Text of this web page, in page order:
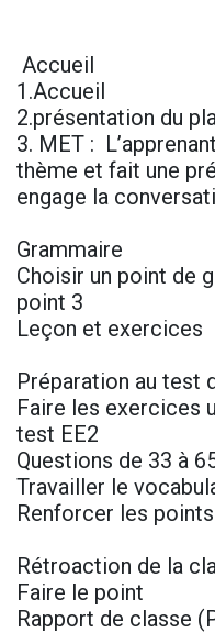
Accueil
1.Accueil
2.présentation du
3. MET :
thème et fait une
engage la
Grammaire
Choisir un point de
point 3
Leçon et exercices
Préparation au test
Faire les exercices
test EE2
Questions de 33 à
Travailler le
Renforcer les
Rétroaction de la
Faire le point
Rapport de classe